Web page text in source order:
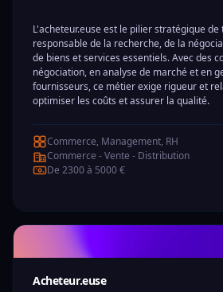
L'acheteur.euse est le pilier stratégique
responsable de la recherche, de la
de biens et services essentiels. Avec des
négociation, en analyse de marché et en
fournisseurs, ce métier exige rigueur et
optimiser les coûts et assurer la qualité.
Commerce, Management, RH
Commerce - Vente - Distribution
De 2300 à 5000 €
Acheteur.euse